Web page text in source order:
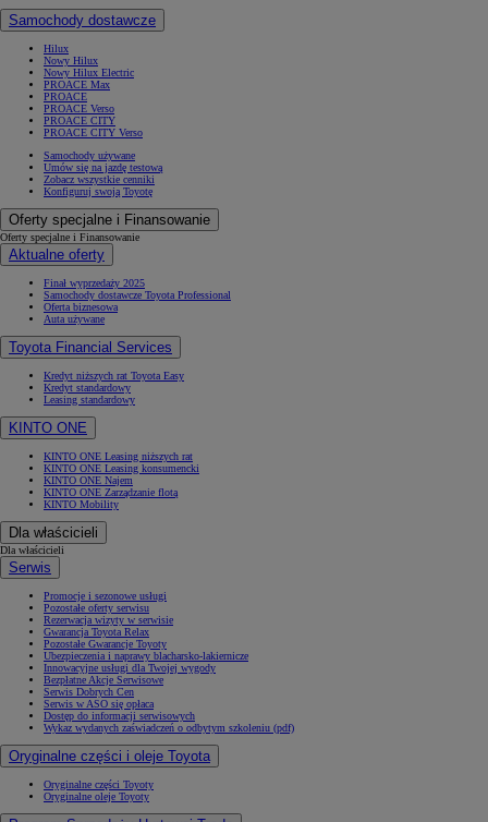
Samochody dostawcze
Hilux
Nowy Hilux
Nowy Hilux Electric
PROACE Max
PROACE
PROACE Verso
PROACE CITY
PROACE CITY Verso
Samochody używane
Umów się na jazdę testową
Zobacz wszystkie cenniki
Konfiguruj swoją Toyotę
Oferty specjalne i Finansowanie
Oferty specjalne i Finansowanie
Aktualne oferty
Finał wyprzedaży 2025
Samochody dostawcze Toyota Professional
Oferta biznesowa
Auta używane
Toyota Financial Services
Kredyt niższych rat Toyota Easy
Kredyt standardowy
Leasing standardowy
KINTO ONE
KINTO ONE Leasing niższych rat
KINTO ONE Leasing konsumencki
KINTO ONE Najem
KINTO ONE Zarządzanie flotą
KINTO Mobility
Dla właścicieli
Dla właścicieli
Serwis
Promocje i sezonowe usługi
Pozostałe oferty serwisu
Rezerwacja wizyty w serwisie
Gwarancja Toyota Relax
Pozostałe Gwarancje Toyoty
Ubezpieczenia i naprawy blacharsko-lakiernicze
Innowacyjne usługi dla Twojej wygody
Bezpłatne Akcje Serwisowe
Serwis Dobrych Cen
Serwis w ASO się opłaca
Dostęp do informacji serwisowych
Wykaz wydanych zaświadczeń o odbytym szkoleniu (pdf)
Oryginalne części i oleje Toyota
Oryginalne części Toyoty
Oryginalne oleje Toyoty